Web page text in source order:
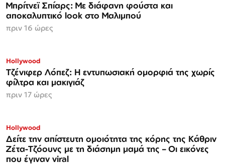
Μπρίτνεϊ Σπίαρς: Με διάφανη φούστα και
αποκαλυπτικό look στο Μαλιμπού
πριν 16 ώρες
Hollywood
Τζένιφερ Λόπεζ: Η εντυπωσιακή ομορφιά της χωρίς
φίλτρα και μακιγιάζ
πριν 17 ώρες
Hollywood
Δείτε την απίστευτη ομοιότητα της κόρης της Κάθριν
Ζέτα-Τζόουνς με τη διάσημη μαμά της – Οι εικόνες
που έγιναν viral